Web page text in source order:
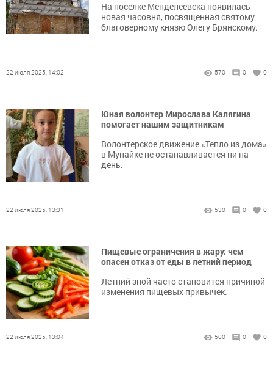
На поселке Менделеевска появилась
новая часовня, посвященная святому
благоверному князю Олегу Брянскому.
22 июля 2025, 14:02 570 0 0
Юная волонтер Мирослава Калягина
помогает нашим защитникам
Волонтерское движение «Тепло из дома»
в Мунайке не останавливается ни на
день.
22 июля 2025, 13:31 530 0 0
Пищевые ограничения в жару: чем
опасен отказ от еды в летний период
Летний зной часто становится причиной
изменения пищевых привычек.
22 июля 2025, 13:04 500 0 0